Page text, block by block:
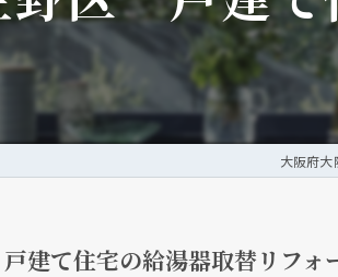
大阪府
建て住宅の給湯器取替リフォ